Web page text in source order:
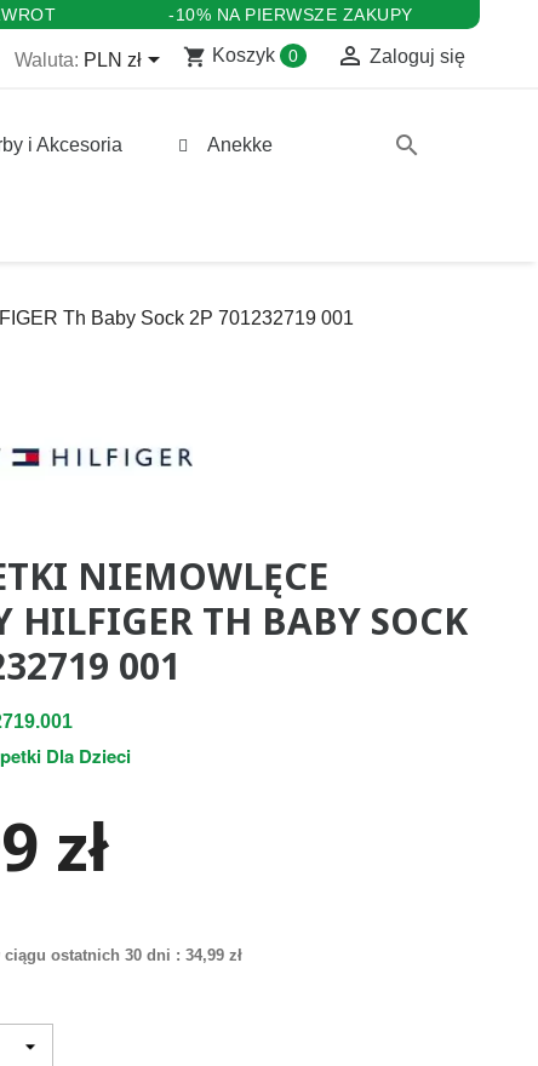
-10% NA PIERWSZE ZAKUPY
Waluta: PLN zł shopping_cart Koszyk 0  Zaloguj się
i Akcesoria Anekke search
Th Baby Sock 2P 701232719 001
NIEMOWLĘCE
HILFIGER TH BABY SOCK
001
Dla Dzieci
zł
ciągu ostatnich 30 dni : 34,99 zł